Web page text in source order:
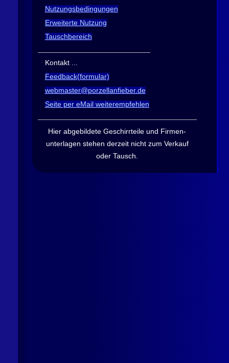
Nutzungsbedingungen
Erweiterte Nutzung
Tauschbereich
Kontakt ...
Feedback(formular)
webmaster@porzellanfieber.de
Seite per eMail weiterempfehlen
Hier abgebildete Geschirrteile und Firmen­
unterlagen stehen derzeit nicht zum Verkauf
oder Tausch.